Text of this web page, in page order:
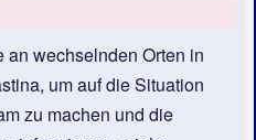
wechselnden Orten in
um auf die Situation
zu machen und die